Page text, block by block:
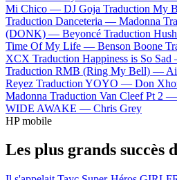
Mi Chico — DJ Goja Traduction My
Traduction Danceteria — Madonna
(DONK) — Beyoncé Traduction
Time Of My Life — Benson Boone
XCX Traduction Happiness is So
Traduction RMB (Ring My Bell) —
Reyez Traduction YOYO — Don
Madonna Traduction Van Cleef Pt 2 —
WIDE AWAKE — Chris Grey
HP mobile
Les plus grands succès